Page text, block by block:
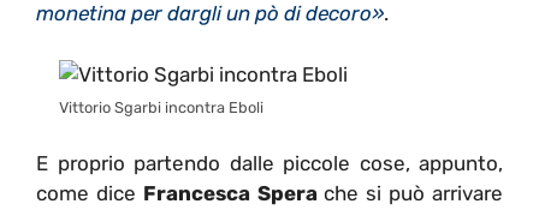
monetina per dargli un pò di decoro».
Vittorio Sgarbi incontra Eboli
E proprio partendo dalle piccole cose, appunto,
come dice Francesca Sperache si può arrivare